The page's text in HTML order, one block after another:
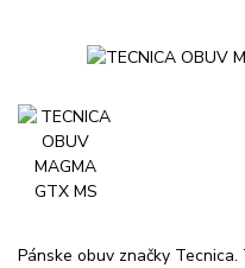
Pánske obuv značky